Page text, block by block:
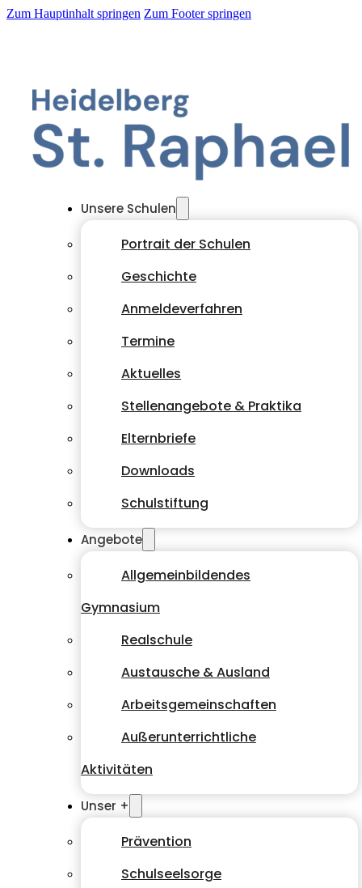
Zum Hauptinhalt springen Zum Footer springen
Unsere Schulen
Portrait der Schulen
Geschichte
Anmeldeverfahren
Termine
Aktuelles
Stellenangebote & Praktika
Elternbriefe
Downloads
Schulstiftung
Angebote
Allgemeinbildendes
Gymnasium
Realschule
Austausche & Ausland
Arbeitsgemeinschaften
Außerunterrichtliche
Aktivitäten
Unser +
Prävention
Schulseelsorge